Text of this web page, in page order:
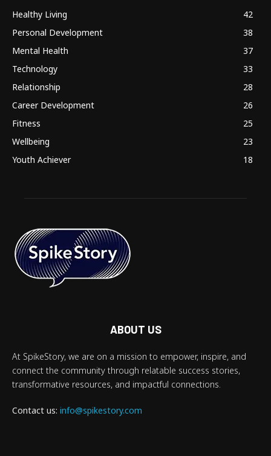
Healthy Living
42
Personal Development
38
Mental Health
37
Technology
33
Relationship
28
Career Development
26
Fitness
25
Wellbeing
23
Youth Achiever
18
ABOUT US
At SpikeStory, we are on a mission to empower, inspire, and
connect the community through relatable success stories,
transformative resources, and impactful connections.
Contact us: info@spikestory.com